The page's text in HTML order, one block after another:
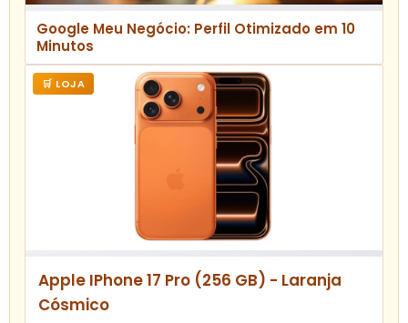
Google Meu Negócio: Perfil Otimizado em 10
Minutos
🛒 LOJA
Apple IPhone 17 Pro (256 GB) - Laranja
Cósmico